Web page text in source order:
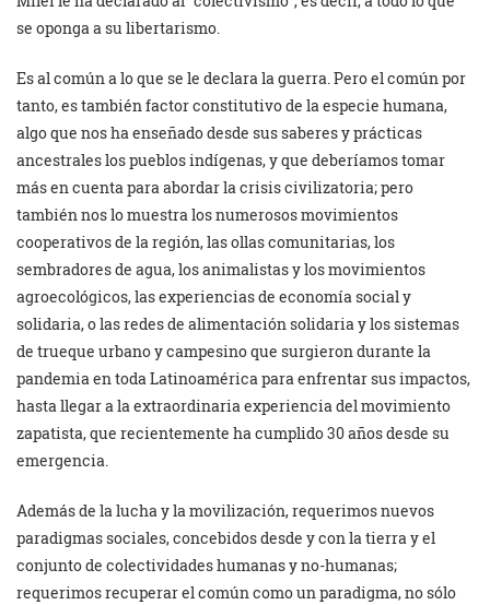
se oponga a su libertarismo.
Es al común a lo que se le declara la guerra. Pero el común por
tanto, es también factor constitutivo de la especie humana,
algo que nos ha enseñado desde sus saberes y prácticas
ancestrales los pueblos indígenas, y que deberíamos tomar
más en cuenta para abordar la crisis civilizatoria; pero
también nos lo muestra los numerosos movimientos
cooperativos de la región, las ollas comunitarias, los
sembradores de agua, los animalistas y los movimientos
agroecológicos, las experiencias de economía social y
solidaria, o las redes de alimentación solidaria y los sistemas
de trueque urbano y campesino que surgieron durante la
pandemia en toda Latinoamérica para enfrentar sus impactos,
hasta llegar a la extraordinaria experiencia del movimiento
zapatista, que recientemente ha cumplido 30 años desde su
emergencia.
Además de la lucha y la movilización, requerimos nuevos
paradigmas sociales, concebidos desde y con la tierra y el
conjunto de colectividades humanas y no-humanas;
requerimos recuperar el común como un paradigma, no sólo